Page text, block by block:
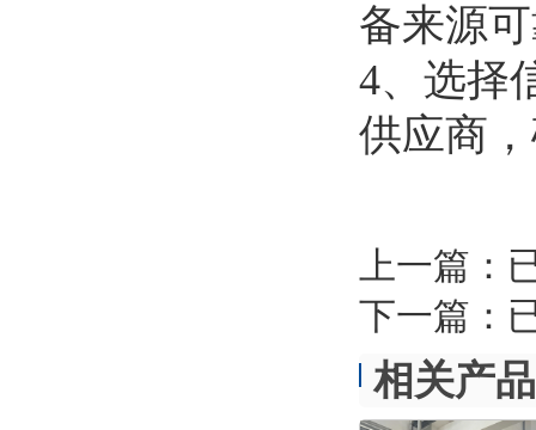
备来源
4、选择
供应商
上一篇：
下一篇：
相关产品